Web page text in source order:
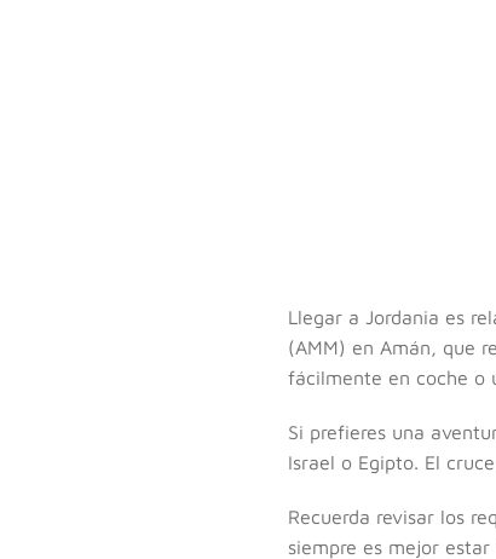
Llegar a Jordania es
(AMM) en Amán, que
fácilmente en coche o
Si prefieres una
Israel o Egipto. El
Recuerda revisar los
siempre es mejor